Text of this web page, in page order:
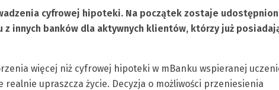
cyfrowej hipoteki. Na początek zostaje
innych banków dla aktywnych klientów, którzy już
więcej niż cyfrowej hipoteki w mBanku wspieranej
realnie upraszcza życie. Decyzja o możliwości przeniesienia